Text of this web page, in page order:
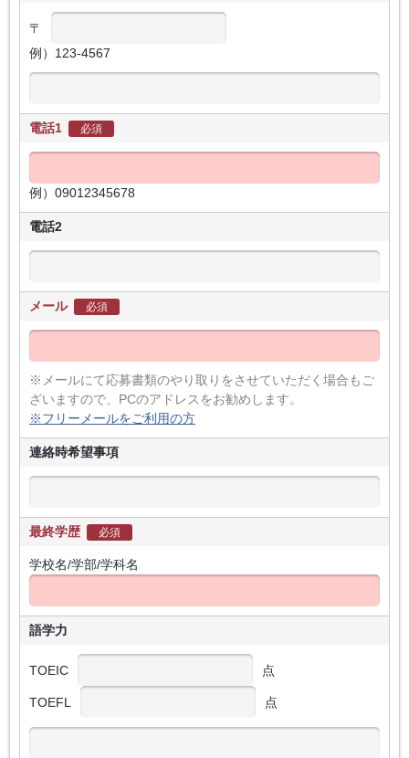
〒
例）123-4567
電話1 必須
例）09012345678
電話2
メール 必須
※メールにて応募書類のやり取りをさせていただく場合もご
ざいますので、PCのアドレスをお勧めします。
※フリーメールをご利用の方
連絡時希望事項
最終学歴 必須
学校名/学部/学科名
語学力
TOEIC 点
TOEFL 点